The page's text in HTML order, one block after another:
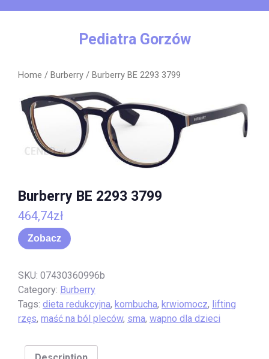
Pediatra Gorzów
Home / Burberry / Burberry BE 2293 3799
Burberry BE 2293 3799
464,74zł
Zobacz
SKU: 07430360996b
Category: Burberry
Tags: dieta redukcyjna, kombucha, krwiomocz, lifting
rzęs, maść na ból pleców, sma, wapno dla dzieci